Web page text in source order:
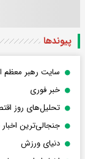
پیوندها
سایت رهبر معظم
خبر فوری
تحلیل‌های روز
جنجالی‌ترین
دنیای ورزش